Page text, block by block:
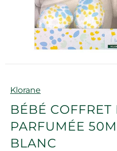
Marque
Klorane
BÉBÉ COFFRET
PARFUMÉE
BLANC